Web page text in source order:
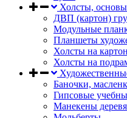
Холсты,
ДВП (картон)
Модульные
Планшеты
Холсты на
Холсты на
Баночки,
Гипсовые
Манекены